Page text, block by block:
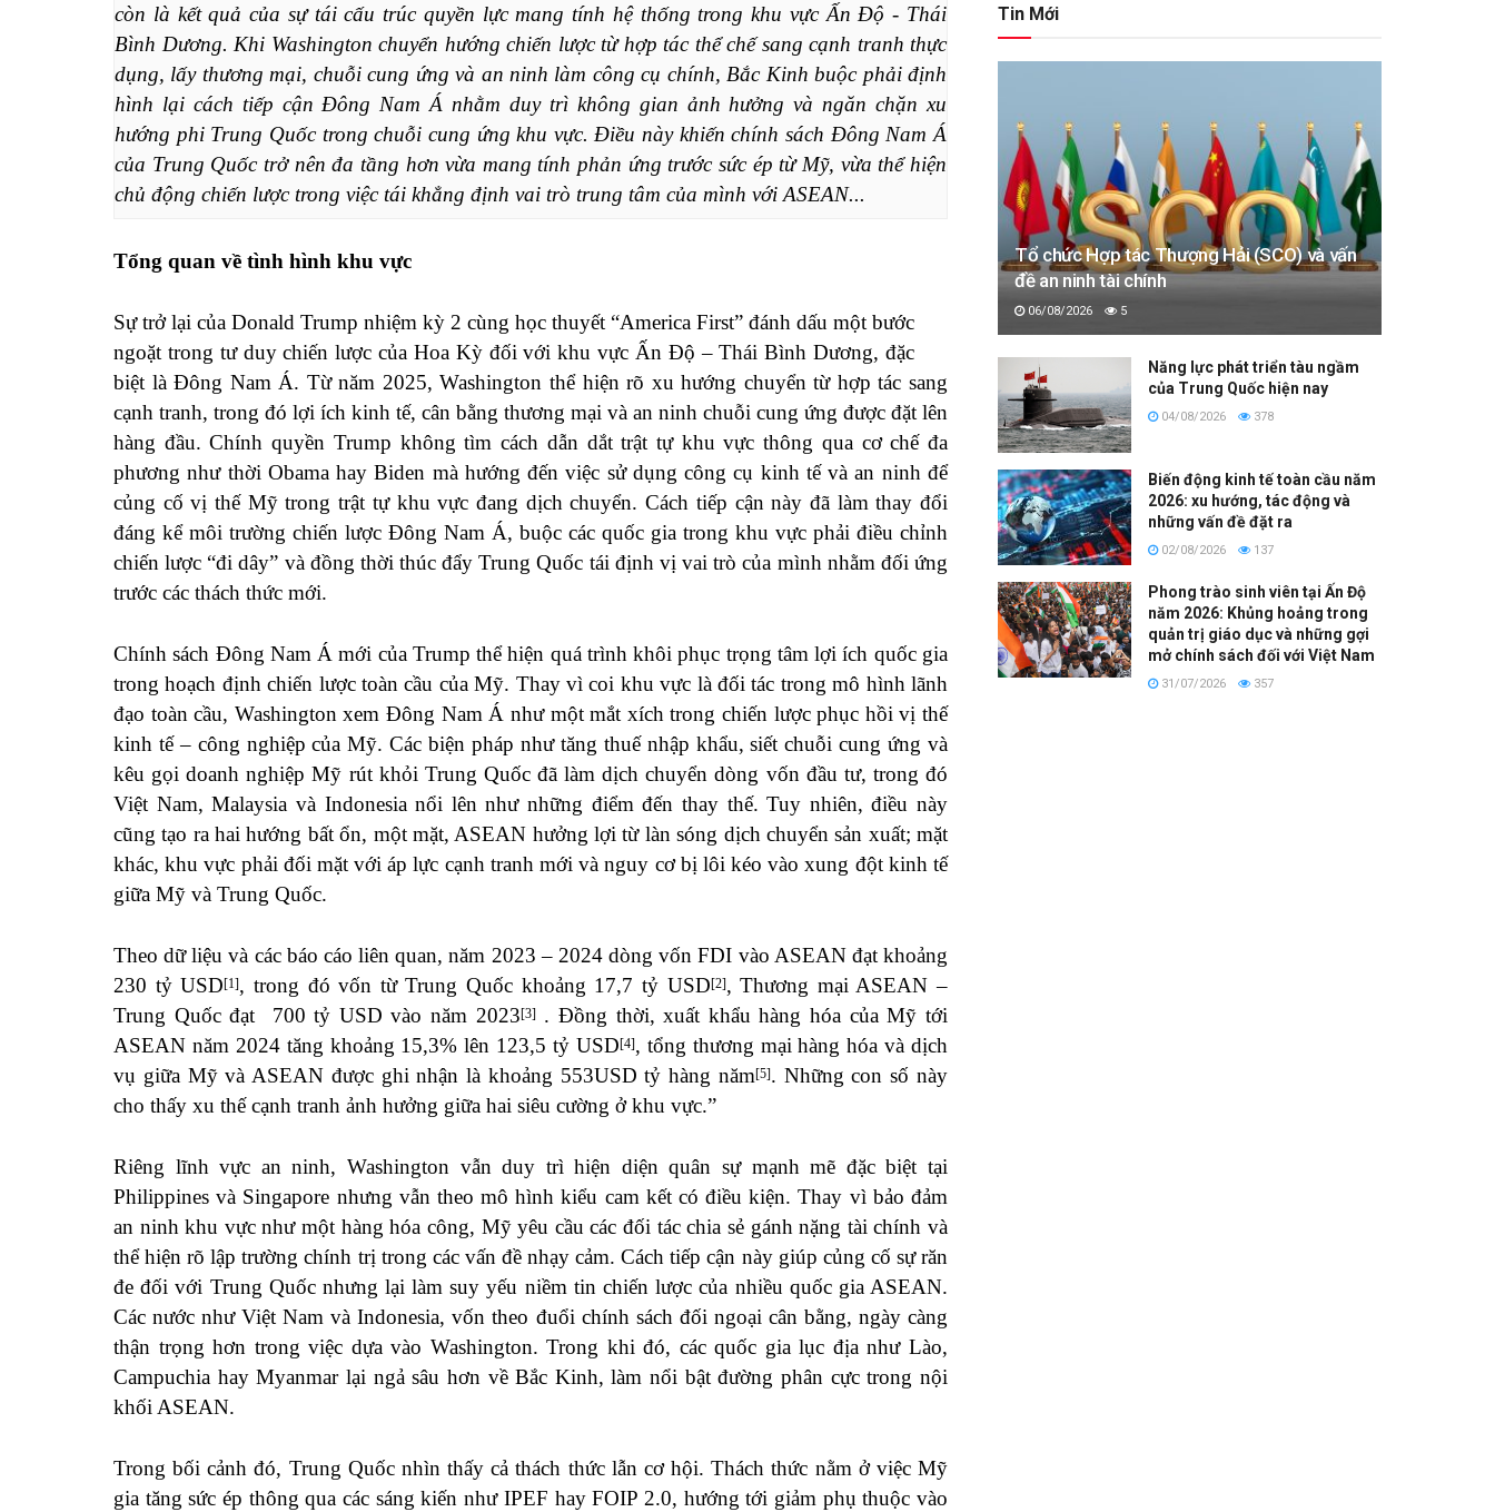
còn là kết quả của sự tái cấu trúc quyền lực mang tính hệ thống trong khu vực Ấn Độ - Thái
Bình Dương. Khi Washington chuyển hướng chiến lược từ hợp tác thể chế sang cạnh tranh thực
dụng, lấy thương mại, chuỗi cung ứng và an ninh làm công cụ chính, Bắc Kinh buộc phải định
hình lại cách tiếp cận Đông Nam Á nhằm duy trì không gian ảnh hưởng và ngăn chặn xu
hướng phi Trung Quốc trong chuỗi cung ứng khu vực. Điều này khiến chính sách Đông Nam Á
của Trung Quốc trở nên đa tầng hơn vừa mang tính phản ứng trước sức ép từ Mỹ, vừa thể hiện
chủ động chiến lược trong việc tái khẳng định vai trò trung tâm của mình với ASEAN...
Tổng quan về tình hình khu vực
Sự trở lại của Donald Trump nhiệm kỳ 2 cùng học thuyết “America First” đánh dấu một bước
ngoặt trong tư duy chiến lược của Hoa Kỳ đối với khu vực Ấn Độ – Thái Bình Dương, đặc
biệt là Đông Nam Á. Từ năm 2025, Washington thể hiện rõ xu hướng chuyển từ hợp tác sang
cạnh tranh, trong đó lợi ích kinh tế, cân bằng thương mại và an ninh chuỗi cung ứng được đặt lên
hàng đầu. Chính quyền Trump không tìm cách dẫn dắt trật tự khu vực thông qua cơ chế đa
phương như thời Obama hay Biden mà hướng đến việc sử dụng công cụ kinh tế và an ninh để
củng cố vị thế Mỹ trong trật tự khu vực đang dịch chuyển. Cách tiếp cận này đã làm thay đổi
đáng kể môi trường chiến lược Đông Nam Á, buộc các quốc gia trong khu vực phải điều chỉnh
chiến lược “đi dây” và đồng thời thúc đẩy Trung Quốc tái định vị vai trò của mình nhằm đối ứng
trước các thách thức mới.
Chính sách Đông Nam Á mới của Trump thể hiện quá trình khôi phục trọng tâm lợi ích quốc gia
trong hoạch định chiến lược toàn cầu của Mỹ. Thay vì coi khu vực là đối tác trong mô hình lãnh
đạo toàn cầu, Washington xem Đông Nam Á như một mắt xích trong chiến lược phục hồi vị thế
kinh tế – công nghiệp của Mỹ. Các biện pháp như tăng thuế nhập khẩu, siết chuỗi cung ứng và
kêu gọi doanh nghiệp Mỹ rút khỏi Trung Quốc đã làm dịch chuyển dòng vốn đầu tư, trong đó
Việt Nam, Malaysia và Indonesia nổi lên như những điểm đến thay thế. Tuy nhiên, điều này
cũng tạo ra hai hướng bất ổn, một mặt, ASEAN hưởng lợi từ làn sóng dịch chuyển sản xuất; mặt
khác, khu vực phải đối mặt với áp lực cạnh tranh mới và nguy cơ bị lôi kéo vào xung đột kinh tế
giữa Mỹ và Trung Quốc.
Theo dữ liệu và các báo cáo liên quan, năm 2023 – 2024 dòng vốn FDI vào ASEAN đạt khoảng
230 tỷ USD[1], trong đó vốn từ Trung Quốc khoảng 17,7 tỷ USD[2], Thương mại ASEAN –
Trung Quốc đạt 700 tỷ USD vào năm 2023[3]. Đồng thời, xuất khẩu hàng hóa của Mỹ tới
ASEAN năm 2024 tăng khoảng 15,3% lên 123,5 tỷ USD[4], tổng thương mại hàng hóa và dịch
vụ giữa Mỹ và ASEAN được ghi nhận là khoảng 553USD tỷ hàng năm[5]. Những con số này
cho thấy xu thế cạnh tranh ảnh hưởng giữa hai siêu cường ở khu vực.”
Riêng lĩnh vực an ninh, Washington vẫn duy trì hiện diện quân sự mạnh mẽ đặc biệt tại
Philippines và Singapore nhưng vẫn theo mô hình kiểu cam kết có điều kiện. Thay vì bảo đảm
an ninh khu vực như một hàng hóa công, Mỹ yêu cầu các đối tác chia sẻ gánh nặng tài chính và
thể hiện rõ lập trường chính trị trong các vấn đề nhạy cảm. Cách tiếp cận này giúp củng cố sự răn
đe đối với Trung Quốc nhưng lại làm suy yếu niềm tin chiến lược của nhiều quốc gia ASEAN.
Các nước như Việt Nam và Indonesia, vốn theo đuổi chính sách đối ngoại cân bằng, ngày càng
thận trọng hơn trong việc dựa vào Washington. Trong khi đó, các quốc gia lục địa như Lào,
Campuchia hay Myanmar lại ngả sâu hơn về Bắc Kinh, làm nổi bật đường phân cực trong nội
khối ASEAN.
Trong bối cảnh đó, Trung Quốc nhìn thấy cả thách thức lẫn cơ hội. Thách thức nằm ở việc Mỹ
gia tăng sức ép thông qua các sáng kiến như IPEF hay FOIP 2.0, hướng tới giảm phụ thuộc vào
Tin Mới
Tổ chức Hợp tác Thượng Hải (SCO) và vấn
đề an ninh tài chính
06/08/2026 5
Năng lực phát triển tàu ngầm
của Trung Quốc hiện nay
04/08/2026 378
Biến động kinh tế toàn cầu năm
2026: xu hướng, tác động và
những vấn đề đặt ra
02/08/2026 137
Phong trào sinh viên tại Ấn Độ
năm 2026: Khủng hoảng trong
quản trị giáo dục và những gợi
mở chính sách đối với Việt Nam
31/07/2026 357